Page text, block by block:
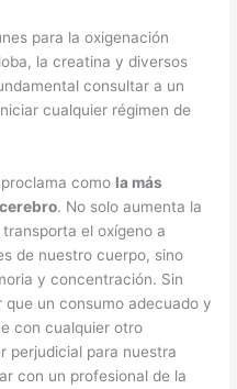
para la oxigenación
la creatina y diversos
consultar a un
cualquier régimen de
como la más
. No solo aumenta la
el oxígeno a
de nuestro cuerpo, sino
y concentración. Sin
un consumo adecuado y
con cualquier otro
perjudicial para nuestra
con un profesional de la